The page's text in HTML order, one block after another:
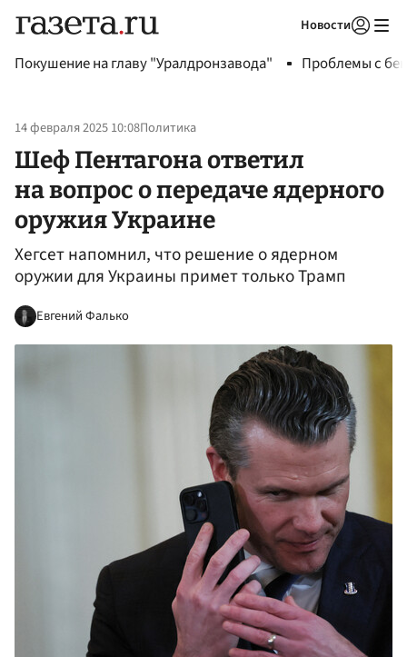
Новости
Покушение на главу "Уралдронзавода" Проблемы с
14 февраля 2025 10:08Политика
Шеф Пентагона ответил
на вопрос о передаче ядерного
оружия Украине
Хегсет напомнил, что решение о ядерном
оружии для Украины примет только Трамп
Евгений Фалько